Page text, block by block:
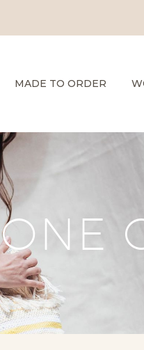
MADE TO ORDER
ONE